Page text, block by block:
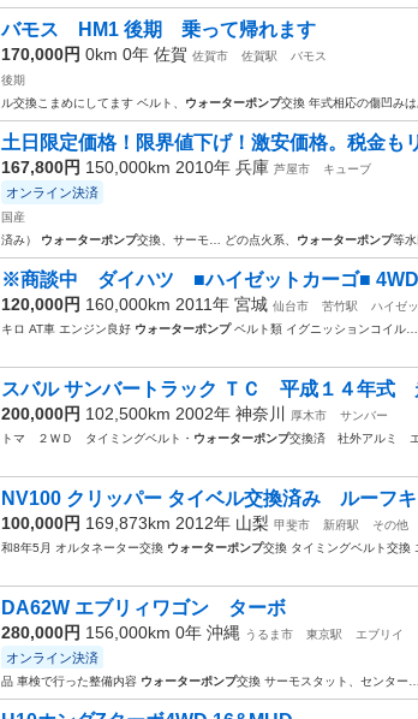
バモス HM1 後期 乗って帰れます
170,000円 0km 0年 佐賀 佐賀市 佐賀駅
バモス
後期
ル交換こまめにしてます ベルト、 ウォーターポンプ交換 年式相応の傷凹み
土日限定価格！限界値下げ！激安価格。税金も
167,800円 150,000km 2010年 兵庫 芦屋市 キューブ
オンライン決済
国産
済み） ウォーターポンプ交換、サーモ… どの点火系、 ウォーターポンプ等
※商談中 ダイハツ ■ハイゼットカーゴ■ 4WD
120,000円 160,000km 2011年 宮城 仙台市 苦竹駅
ハイゼ
キロ AT車 エンジン良好 ウォーターポンプベルト類 イグニッションコイル…
スバル サンバートラック ＴＣ 平成１４年式
200,000円 102,500km 2002年 神奈川 厚木市
サンバー
トマ ２ＷＤ タイミングベルト・ ウォーターポンプ交換済 社外アルミ
NV100 クリッパー タイベル交換済み ルーフ
100,000円 169,873km 2012年 山梨 甲斐市 新府駅
その他
和8年5月 オルタネーター交換 ウォーターポンプ交換 タイミングベルト交換
DA62W エブリィワゴン ターボ
280,000円 156,000km 0年 沖縄 うるま市 東京駅 エブリイ
オンライン決済
品 車検で行った整備内容 ウォーターポンプ交換 サーモスタット、センター…